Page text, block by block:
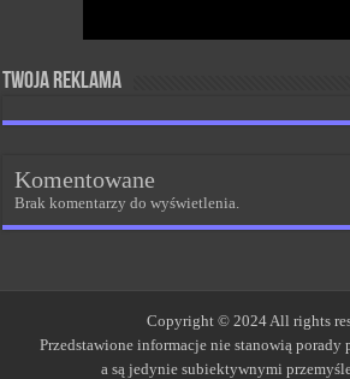
Twoja reklama
Komentowane
Brak komentarzy do wyświetlenia.
Copyright © 2024 All rights
Przedstawione informacje nie stanowią porady
a są jedynie subiektywnymi